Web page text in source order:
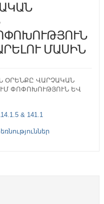
ՄԱՍԻՆ
ՕՐԵՆՔԸ ՎԱՐՉԱԿԱՆ
ՓՈՓՈԽՈՒԹՅՈՒՆ ԵՎ
& 141.1